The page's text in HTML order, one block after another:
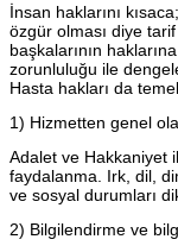
İnsan haklarını
özgür olması diye
başkalarının
zorunluluğu ile
Hasta hakları da
1) Hizmetten genel
Adalet ve Hakkaniyet
faydalanma. Irk, dil,
ve sosyal durumları
2) Bilgilendirme ve